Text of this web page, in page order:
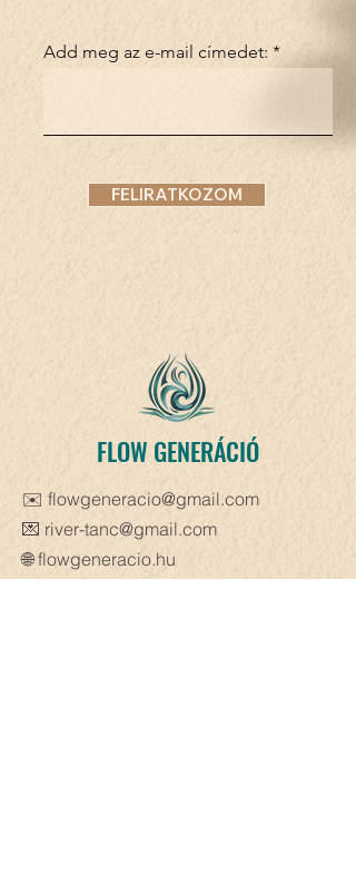
Add meg az e-mail címedet:
FELIRATKOZOM
FLOW GENERÁCIÓ
✉️ flowgeneracio@gmail.com
💌 river-tanc@gmail.com
🌐flowgeneracio.hu